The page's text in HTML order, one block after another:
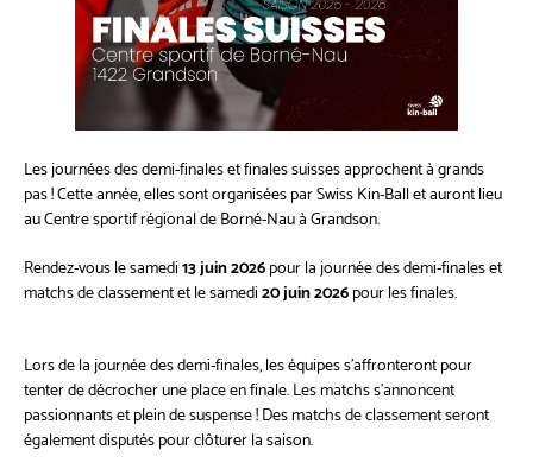
Les journées des demi-finales et finales suisses approchent à grands
pas ! Cette année, elles sont organisées par Swiss Kin-Ball et auront lieu
au Centre sportif régional de Borné-Nau à Grandson.
Rendez-vous le samedi13 juin 2026pour la journée des demi-finales et
matchs de classement et le samedi20 juin 2026pour les finales.
Lors de la journée des demi-finales, les équipes s'affronteront pour
tenter de décrocher une place en finale. Les matchs s'annoncent
passionnants et plein de suspense ! Des matchs de classement seront
également disputés pour clôturer la saison.